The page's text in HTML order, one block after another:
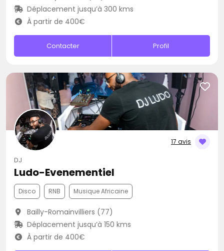
Déplacement jusqu’à 300 kms
À partir de 400€
Contacter Profil
17 avis
DJ
Ludo-Evenementiel
Disco RNB Musique Africaine
Bailly-Romainvilliers (77)
Déplacement jusqu’à 150 kms
À partir de 400€